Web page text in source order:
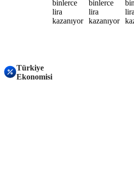
Türkiye
Ekonomisi